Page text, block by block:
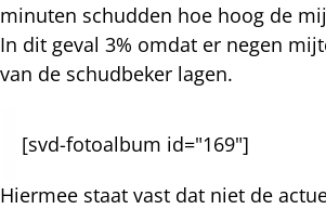
minuten schudden hoe hoog de
In dit geval 3% omdat er negen
van de schudbeker lagen.
[svd-fotoalbum id="169"]
Hiermee staat vast dat niet de